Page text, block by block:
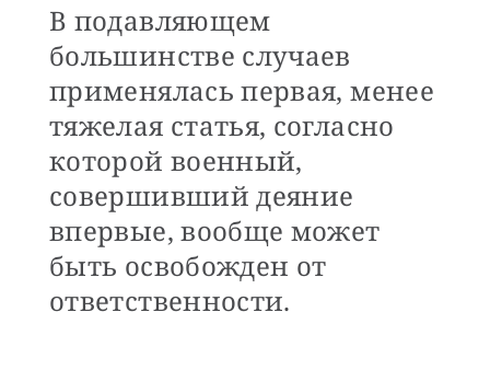
В подавляющем
большинстве случаев
применялась первая, менее
тяжелая статья, согласно
которой военный,
совершивший деяние
впервые, вообще может
быть освобожден от
ответственности.